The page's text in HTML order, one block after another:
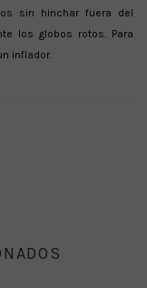
sin hinchar fuera del
los globos rotos. Para
inflador.